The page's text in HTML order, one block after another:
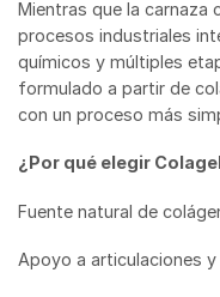
Mientras que la carnaza
procesos industriales
químicos y múltiples
formulado a partir de
con un proceso más
¿Por qué elegir
Fuente natural de
Apoyo a articulaciones y